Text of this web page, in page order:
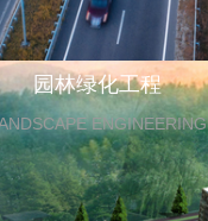
园林绿化工程
ENGINEERING